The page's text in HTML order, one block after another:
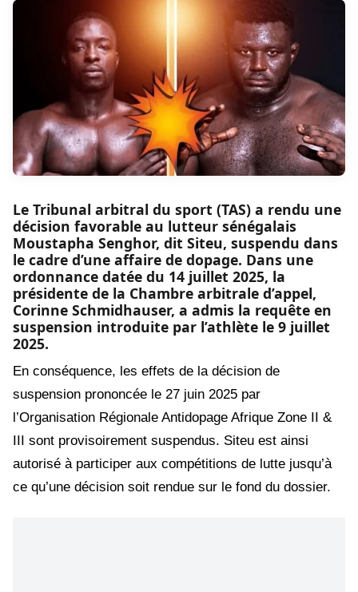
Le Tribunal arbitral du sport (TAS) a rendu une
décision favorable au lutteur sénégalais
Moustapha Senghor, dit Siteu, suspendu dans
le cadre d’une affaire de dopage. Dans une
ordonnance datée du 14 juillet 2025, la
présidente de la Chambre arbitrale d’appel,
Corinne Schmidhauser, a admis la requête en
suspension introduite par l’athlète le 9 juillet
2025.
En conséquence, les effets de la décision de
suspension prononcée le 27 juin 2025 par
l’Organisation Régionale Antidopage Afrique Zone II &
III sont provisoirement suspendus. Siteu est ainsi
autorisé à participer aux compétitions de lutte jusqu’à
ce qu’une décision soit rendue sur le fond du dossier.